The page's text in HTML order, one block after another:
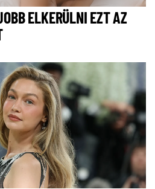
ELKERÜLNI EZT AZ